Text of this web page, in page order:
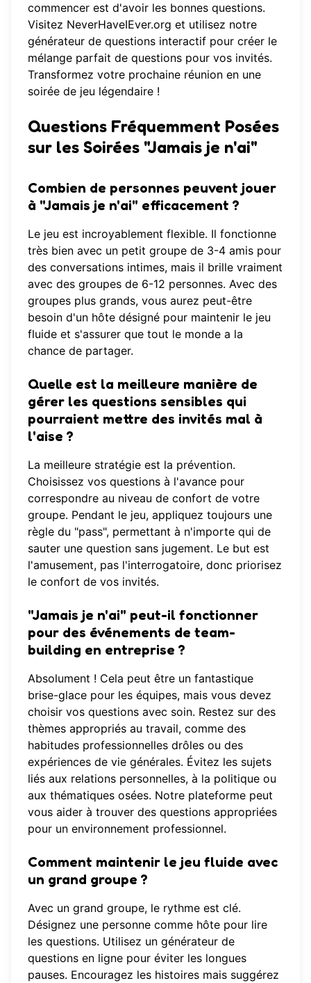
commencer est d'avoir les bonnes questions.
Visitez NeverHaveIEver.org et utilisez notre
générateur de questions interactif pour créer le
mélange parfait de questions pour vos invités.
Transformez votre prochaine réunion en une
soirée de jeu légendaire !
Questions Fréquemment Posées
sur les Soirées "Jamais je n'ai"
Combien de personnes peuvent jouer
à "Jamais je n'ai" efficacement ?
Le jeu est incroyablement flexible. Il fonctionne
très bien avec un petit groupe de 3-4 amis pour
des conversations intimes, mais il brille vraiment
avec des groupes de 6-12 personnes. Avec des
groupes plus grands, vous aurez peut-être
besoin d'un hôte désigné pour maintenir le jeu
fluide et s'assurer que tout le monde a la
chance de partager.
Quelle est la meilleure manière de
gérer les questions sensibles qui
pourraient mettre des invités mal à
l'aise ?
La meilleure stratégie est la prévention.
Choisissez vos questions à l'avance pour
correspondre au niveau de confort de votre
groupe. Pendant le jeu, appliquez toujours une
règle du "pass", permettant à n'importe qui de
sauter une question sans jugement. Le but est
l'amusement, pas l'interrogatoire, donc priorisez
le confort de vos invités.
"Jamais je n'ai" peut-il fonctionner
pour des événements de team-
building en entreprise ?
Absolument ! Cela peut être un fantastique
brise-glace pour les équipes, mais vous devez
choisir vos questions avec soin. Restez sur des
thèmes appropriés au travail, comme des
habitudes professionnelles drôles ou des
expériences de vie générales. Évitez les sujets
liés aux relations personnelles, à la politique ou
aux thématiques osées. Notre plateforme peut
vous aider à trouver des questions appropriées
pour un environnement professionnel.
Comment maintenir le jeu fluide avec
un grand groupe ?
Avec un grand groupe, le rythme est clé.
Désignez une personne comme hôte pour lire
les questions. Utilisez un générateur de
questions en ligne pour éviter les longues
pauses. Encouragez les histoires mais suggérez